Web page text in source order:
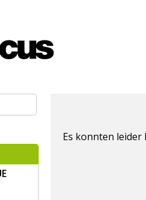
Es konnten